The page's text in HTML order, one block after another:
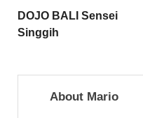
b
o
A
DOJO BALI Sensei
Singgih
About Mario